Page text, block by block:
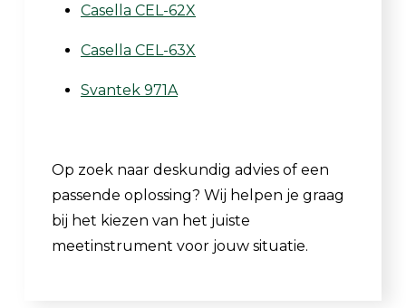
Casella CEL-62X
Casella CEL-63X
Svantek 971A
Op zoek naar deskundig advies of een
passende oplossing? Wij helpen je graag
bij het kiezen van het juiste
meetinstrument voor jouw situatie.